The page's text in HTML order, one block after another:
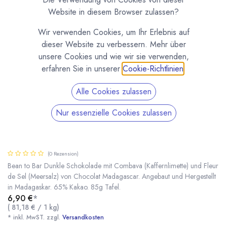
(0 Rezension)
Bean to Bar Dunkle Schokolade mit Combava (Kaffernlimette) und Fleur
de Sel (Meersalz) von Chocolat Madagascar. Angebaut und Hergestellt
in Madagaskar. 65% Kakao. 85g Tafel.
6,90 €*
( 81,18 € / 1 kg)
* inkl. MwST. zzgl. Versandkosten
Website in diesem Browser zulassen?
Wir verwenden Cookies, um Ihr Erlebnis auf
dieser Website zu verbessern. Mehr über
unsere Cookies und wie wir sie verwenden,
erfahren Sie in unserer Cookie-Richtlinien
Alle Cookies zulassen
Nur essenzielle Cookies zulassen